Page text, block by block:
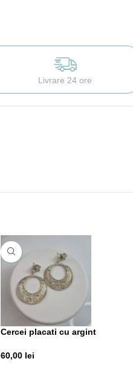
Livrare 24 ore
Cercei placati cu argint
60,00 lei